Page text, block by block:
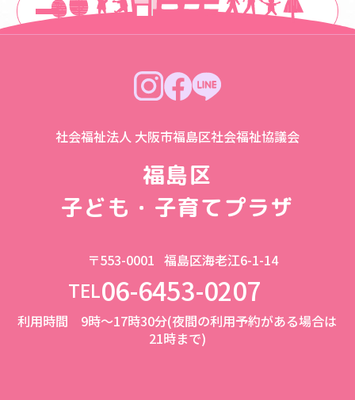
一覧に戻る
社会福祉法人 大阪市福島区社会福祉協議会
福島区
子ども・子育てプラザ
〒553-0001 福島区海老江6-1-14
TEL06-6453-0207
利用時間 9時～17時30分(夜間の利用予約がある場合は
21時まで)